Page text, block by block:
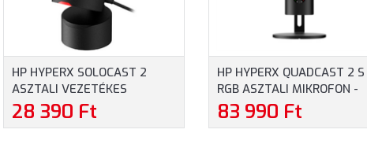
HP HYPERX SOLOCAST 2
ASZTALI VEZETÉKES
MIKROFON - FEKETE SZÍNBEN
(AR0A0AA)
28 390 Ft
HP HYPERX QUADCAST 2 S
RGB ASZTALI MIKROFON -
FEKETE SZÍNBEN (9A273AA)
83 990 Ft